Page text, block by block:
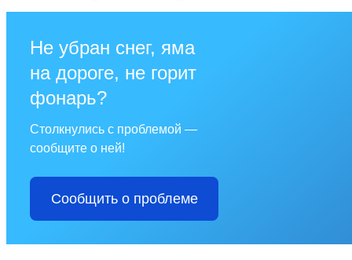
Не убран снег, яма
на дороге, не горит
фонарь?
Столкнулись с проблемой —
сообщите о ней!
Сообщить о проблеме